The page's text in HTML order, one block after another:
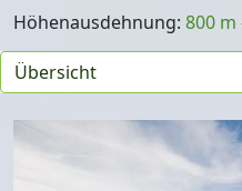
Höhenausdehnung: 800 m